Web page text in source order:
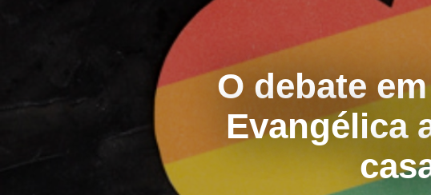
O debate
Evangélica